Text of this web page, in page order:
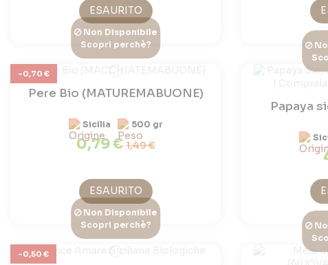
ESAURITO
-0,70 €
Non Disponibile
Scopri perchè?
Pere Bio (MATUREMABUONE)
Sicilia 500 gr
0,79 €1,49 €
ESAURITO
Papaya
-0,50 €
Non Disponibile
Scopri perchè?